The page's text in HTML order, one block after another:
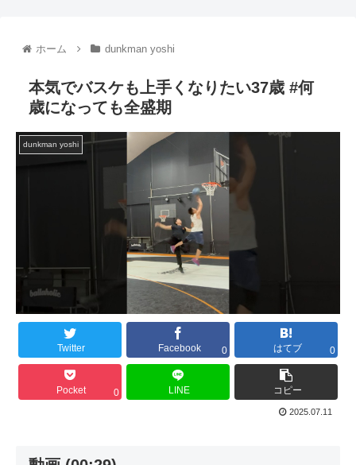
ホーム dunkman yoshi
本気でバスケも上手くなりたい37歳 #何
歳になっても全盛期
dunkman yoshi
Twitter Facebook 0 はてブ 0
Pocket 0 LINE コピー
2025.07.11